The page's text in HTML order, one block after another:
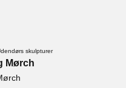
skulpturer
Mørch